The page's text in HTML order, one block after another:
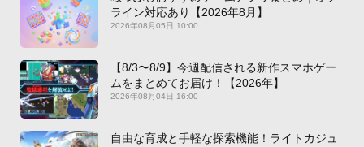
ライン対応あり【2026年8月】
2026年08月05日 10:00
【8/3〜8/9】今週配信される新作スマホゲー
ムをまとめてお届け！【2026年】
2026年08月04日 16:00
自由な育成と手軽な探索機能！ライトカジュ